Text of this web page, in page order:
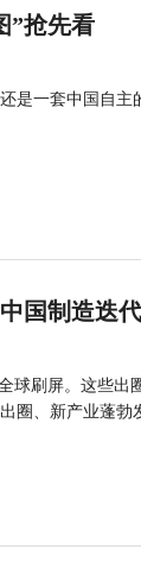
”抢先看
是一套中国自主
国制造迭
球刷屏。这些
圈、新产业蓬勃